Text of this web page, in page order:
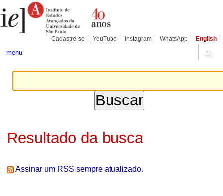
para
conteúdo.
Pessoais
Cadastre-se YouTube Instagram WhatsApp English
menu
Resultado da busca
Assinar um RSS sempre atualizado.